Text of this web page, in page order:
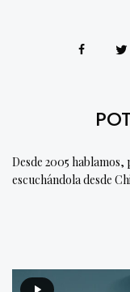
Desde 2005
escuchándola desde